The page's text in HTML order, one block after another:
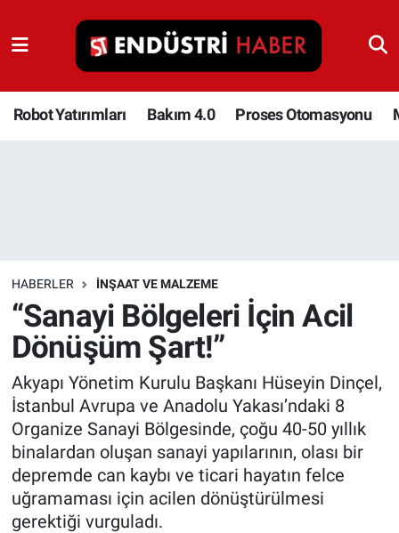
Robot Yatırımları Bakım 4.0 Proses Otomasyonu
HABERLER İNŞAAT VE MALZEME
“Sanayi Bölgeleri İçin Acil
Dönüşüm Şart!”
Akyapı Yönetim Kurulu Başkanı Hüseyin Dinçel,
İstanbul Avrupa ve Anadolu Yakası’ndaki 8
Organize Sanayi Bölgesinde, çoğu 40-50 yıllık
binalardan oluşan sanayi yapılarının, olası bir
depremde can kaybı ve ticari hayatın felce
uğramaması için acilen dönüştürülmesi
gerektiği vurguladı.
Robot Yatırımları
Bakım 4.0
Depolama Çözümleri
İnşaat ve Malzeme
HaberOrtak
EndüstriST
Enerjisini Üreten Fabrikalar
Endüstri 4.0 Uygulamaları